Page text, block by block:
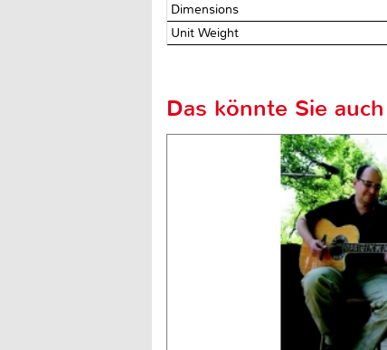
Dimensions
Unit Weight
Das könnte Sie